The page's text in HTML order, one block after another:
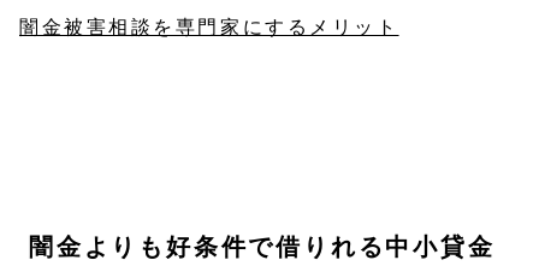
闇金被害相談を専門家にするメリット
闇金よりも好条件で借りれる中小貸金